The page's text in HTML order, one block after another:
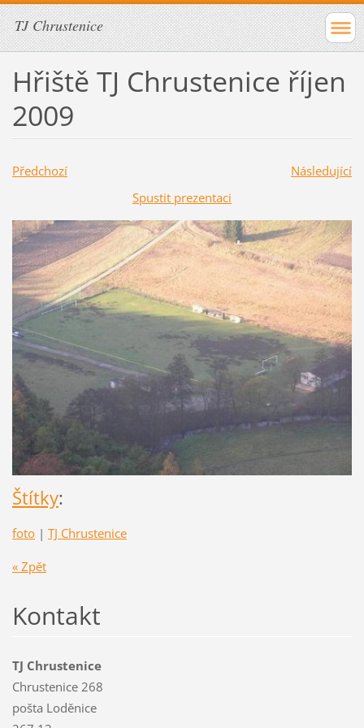
TJ Chrustenice
Hřiště TJ Chrustenice říjen
2009
Předchozí
Následující
Spustit prezentaci
Štítky:
foto | TJ Chrustenice
« Zpět
Kontakt
TJ Chrustenice
Chrustenice 268
pošta Loděnice